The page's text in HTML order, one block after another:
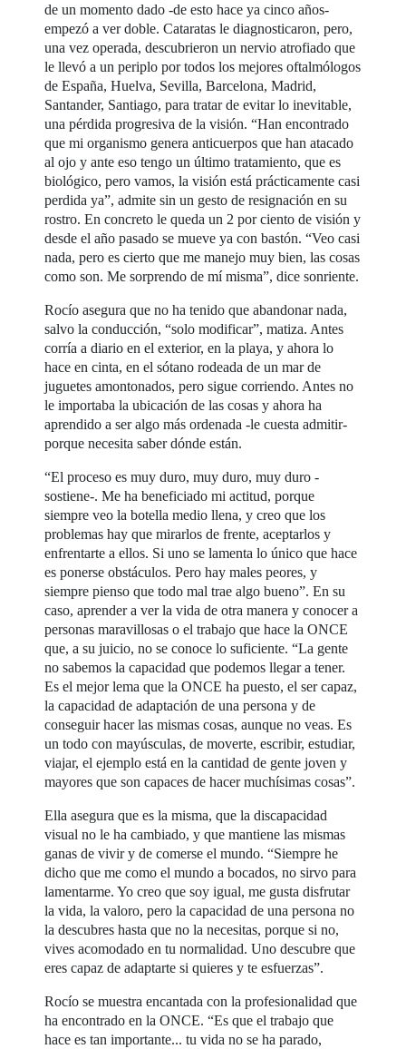
de un momento dado -de esto hace ya cinco años-
empezó a ver doble. Cataratas le diagnosticaron, pero,
una vez operada, descubrieron un nervio atrofiado que
le llevó a un periplo por todos los mejores oftalmólogos
de España, Huelva, Sevilla, Barcelona, Madrid,
Santander, Santiago, para tratar de evitar lo inevitable,
una pérdida progresiva de la visión. “Han encontrado
que mi organismo genera anticuerpos que han atacado
al ojo y ante eso tengo un último tratamiento, que es
biológico, pero vamos, la visión está prácticamente casi
perdida ya”, admite sin un gesto de resignación en su
rostro. En concreto le queda un 2 por ciento de visión y
desde el año pasado se mueve ya con bastón. “Veo casi
nada, pero es cierto que me manejo muy bien, las cosas
como son. Me sorprendo de mí misma”, dice sonriente.
Rocío asegura que no ha tenido que abandonar nada,
salvo la conducción, “solo modificar”, matiza. Antes
corría a diario en el exterior, en la playa, y ahora lo
hace en cinta, en el sótano rodeada de un mar de
juguetes amontonados, pero sigue corriendo. Antes no
le importaba la ubicación de las cosas y ahora ha
aprendido a ser algo más ordenada -le cuesta admitir-
porque necesita saber dónde están.
“El proceso es muy duro, muy duro, muy duro -
sostiene-. Me ha beneficiado mi actitud, porque
siempre veo la botella medio llena, y creo que los
problemas hay que mirarlos de frente, aceptarlos y
enfrentarte a ellos. Si uno se lamenta lo único que hace
es ponerse obstáculos. Pero hay males peores, y
siempre pienso que todo mal trae algo bueno”. En su
caso, aprender a ver la vida de otra manera y conocer a
personas maravillosas o el trabajo que hace la ONCE
que, a su juicio, no se conoce lo suficiente. “La gente
no sabemos la capacidad que podemos llegar a tener.
Es el mejor lema que la ONCE ha puesto, el ser capaz,
la capacidad de adaptación de una persona y de
conseguir hacer las mismas cosas, aunque no veas. Es
un todo con mayúsculas, de moverte, escribir, estudiar,
viajar, el ejemplo está en la cantidad de gente joven y
mayores que son capaces de hacer muchísimas cosas”.
Ella asegura que es la misma, que la discapacidad
visual no le ha cambiado, y que mantiene las mismas
ganas de vivir y de comerse el mundo. “Siempre he
dicho que me como el mundo a bocados, no sirvo para
lamentarme. Yo creo que soy igual, me gusta disfrutar
la vida, la valoro, pero la capacidad de una persona no
la descubres hasta que no la necesitas, porque si no,
vives acomodado en tu normalidad. Uno descubre que
eres capaz de adaptarte si quieres y te esfuerzas”.
Rocío se muestra encantada con la profesionalidad que
ha encontrado en la ONCE. “Es que el trabajo que
hace es tan importante... tu vida no se ha parado,